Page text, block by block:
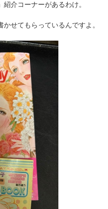
介コーナーがあるわけ。
せてもらっているんですよ。